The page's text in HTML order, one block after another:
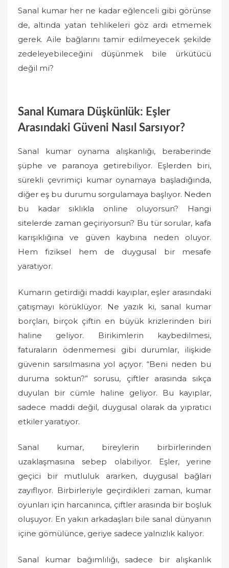
Sanal kumar her ne kadar eğlenceli gibi görünse
de, altında yatan tehlikeleri göz ardı etmemek
gerek. Aile bağlarını tamir edilmeyecek şekilde
zedeleyebileceğini düşünmek bile ürkütücü
değil mi?
Sanal Kumara Düşkünlük: Eşler
Arasındaki Güveni Nasıl Sarsıyor?
Sanal kumar oynama alışkanlığı, beraberinde
şüphe ve paranoya getirebiliyor. Eşlerden biri,
sürekli çevrimiçi kumar oynamaya başladığında,
diğer eş bu durumu sorgulamaya başlıyor. Neden
bu kadar sıklıkla online oluyorsun? Hangi
sitelerde zaman geçiriyorsun? Bu tür sorular, kafa
karışıklığına ve güven kaybına neden oluyor.
Hem fiziksel hem de duygusal bir mesafe
yaratıyor.
Kumarın getirdiği maddi kayıplar, eşler arasındaki
çatışmayı körüklüyor. Ne yazık ki, sanal kumar
borçları, birçok çiftin en büyük krizlerinden biri
haline geliyor. Birikimlerin kaybedilmesi,
faturaların ödenmemesi gibi durumlar, ilişkide
güvenin sarsılmasına yol açıyor. “Beni neden bu
duruma soktun?” sorusu, çiftler arasında sıkça
duyulan bir cümle haline geliyor. Bu kayıplar,
sadece maddi değil, duygusal olarak da yıpratıcı
etkiler yaratıyor.
Sanal kumar, bireylerin birbirlerinden
uzaklaşmasına sebep olabiliyor. Eşler, yerine
geçici bir mutluluk ararken, duygusal bağları
zayıflıyor. Birbirleriyle geçirdikleri zaman, kumar
oyunları için harcanınca, çiftler arasında bir boşluk
oluşuyor. En yakın arkadaşları bile sanal dünyanın
içine gömülünce, geriye sadece yalnızlık kalıyor.
Sanal kumar bağımlılığı, sadece bir alışkanlık